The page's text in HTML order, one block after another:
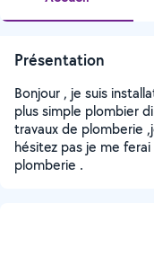
Présentation
Bonjour , je suis
plus simple plombier
travaux de plomberie
hésitez pas je me
plomberie .